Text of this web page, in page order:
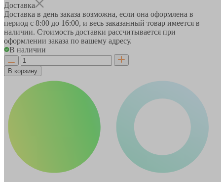
Доставка
Доставка в день заказа возможна, если она оформлена в
период с 8:00 до 16:00, и весь заказанный товар имеется в
наличии. Стоимость доставки рассчитывается при
оформлении заказа по вашему адресу.
В наличии
В корзину